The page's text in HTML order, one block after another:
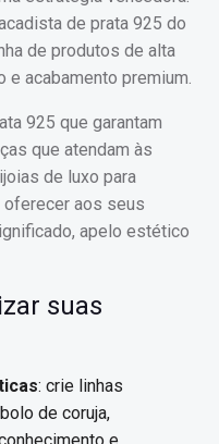
de prata 925 do
de produtos de alta
acabamento premium.
925 que garantam
que atendam às
de luxo para
oferecer aos seus
apelo estético
suas
: crie linhas
de coruja,